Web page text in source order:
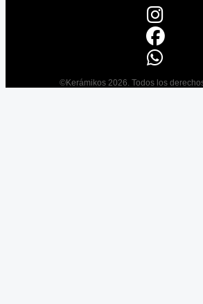
©Kerámikos 2026. Todos los